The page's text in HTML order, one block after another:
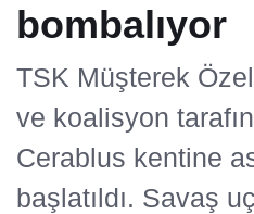
bombalıyor
TSK Müşterek
ve koalisyon
Cerablus kentine
başlatıldı. Savaş